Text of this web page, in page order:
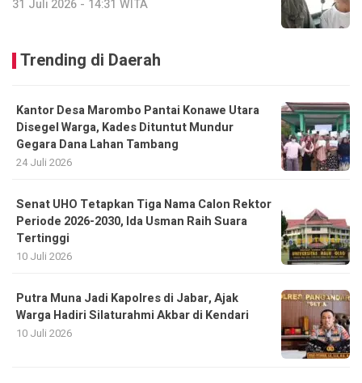
31 Juli 2026 - 14:31 WITA
Trending di Daerah
Kantor Desa Marombo Pantai Konawe Utara
Disegel Warga, Kades Dituntut Mundur
Gegara Dana Lahan Tambang
24 Juli 2026
Senat UHO Tetapkan Tiga Nama Calon Rektor
Periode 2026-2030, Ida Usman Raih Suara
Tertinggi
10 Juli 2026
Putra Muna Jadi Kapolres di Jabar, Ajak
Warga Hadiri Silaturahmi Akbar di Kendari
10 Juli 2026